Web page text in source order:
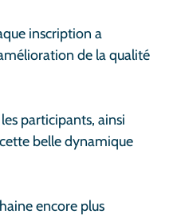
inscription a
de la qualité
participants, ainsi
belle dynamique
encore plus